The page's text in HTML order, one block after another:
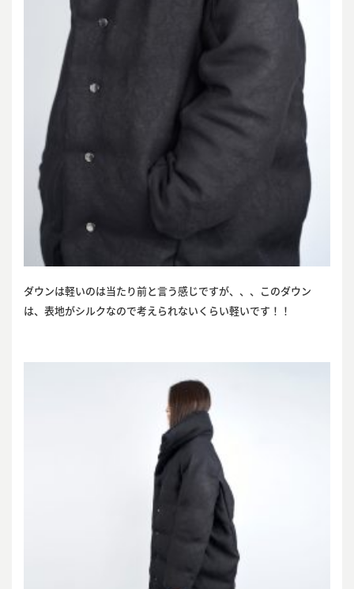
ダウンは軽いのは当たり前と言う感じですが、、、このダウン
は、表地がシルクなので考えられないくらい軽いです！！